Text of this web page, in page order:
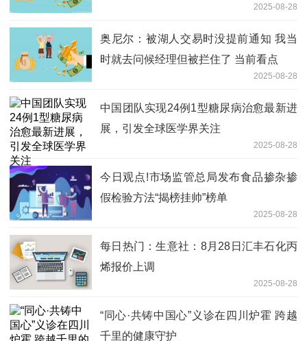
2025-08-28
奥尼尔：被湖人交易时没提前通知 我当
时就去问候经理但被拦住了 当前看点
2025-08-28
中国团队实现24例1型糖尿病治愈最新进
展，引发全球医学界关注
2025-08-28
今日观点!市场监管总局发布食品掺杂掺
假检验方法“揭榜挂帅”榜单
2025-08-28
每日热门：生意社：8月28日汇丰石化丙
烯报价上调
2025-08-28
“同心·共铸中国心”义诊在四川炉霍 跨越
千里的健康守护